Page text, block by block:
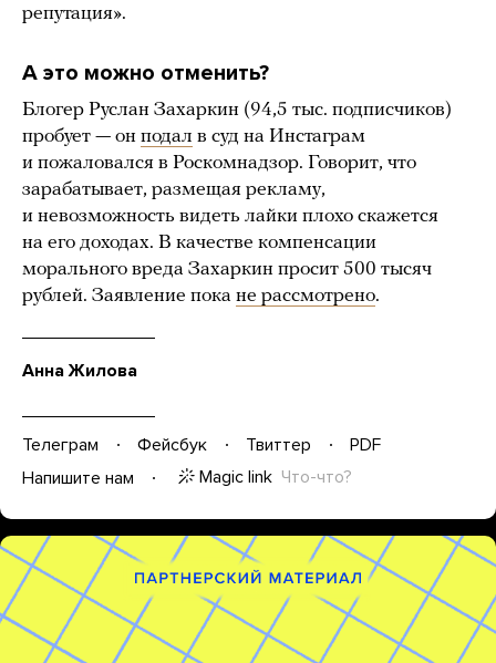
репутация».
А это можно отменить?
Блогер Руслан Захаркин (94,5 тыс. подписчиков)
пробует — он подал в суд на Инстаграм
и пожаловался в Роскомнадзор. Говорит, что
зарабатывает, размещая рекламу,
и невозможность видеть лайки плохо скажется
на его доходах. В качестве компенсации
морального вреда Захаркин просит 500 тысяч
рублей. Заявление пока не рассмотрено.
Анна Жилова
Телеграм Фейсбук Твиттер
PDF
Напишите нам
Magic link Что-что?